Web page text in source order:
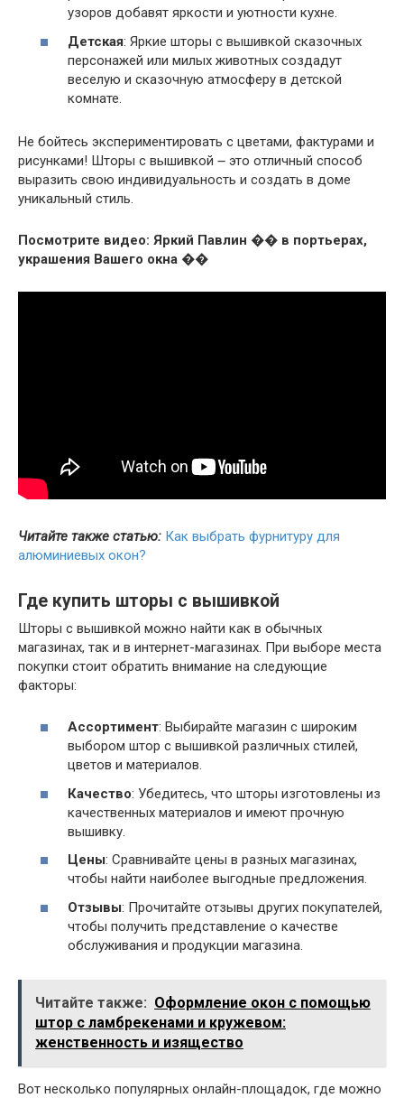
узоров добавят яркости и уютности кухне.
Детская: Яркие шторы с вышивкой сказочных
персонажей или милых животных создадут
веселую и сказочную атмосферу в детской
комнате.
Не бойтесь экспериментировать с цветами, фактурами и
рисунками! Шторы с вышивкой ౼ это отличный способ
выразить свою индивидуальность и создать в доме
уникальный стиль.
Посмотрите видео: Яркий Павлин �� в портьерах,
украшения Вашего окна ��
Читайте также статью: Как выбрать фурнитуру для
алюминиевых окон?
Где купить шторы с вышивкой
Шторы с вышивкой можно найти как в обычных
магазинах, так и в интернет-магазинах. При выборе места
покупки стоит обратить внимание на следующие
факторы:
Ассортимент: Выбирайте магазин с широким
выбором штор с вышивкой различных стилей,
цветов и материалов.
Качество: Убедитесь, что шторы изготовлены из
качественных материалов и имеют прочную
вышивку.
Цены: Сравнивайте цены в разных магазинах,
чтобы найти наиболее выгодные предложения.
Отзывы: Прочитайте отзывы других покупателей,
чтобы получить представление о качестве
обслуживания и продукции магазина.
Читайте также: Оформление окон с помощью
штор с ламбрекенами и кружевом:
женственность и изящество
Вот несколько популярных онлайн-площадок, где можно